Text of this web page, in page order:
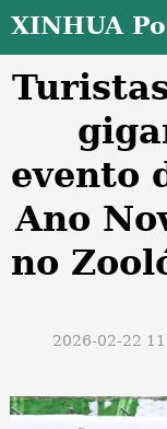
XINHUA
evento
Ano
no
2026-02-22